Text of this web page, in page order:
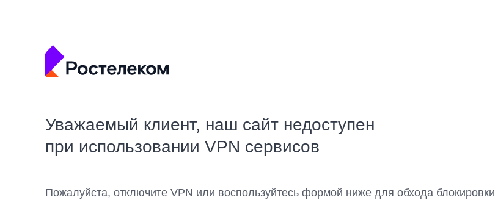
Уважаемый клиент, наш сайт недоступен
при использовании VPN сервисов
Пожалуйста, отключите VPN или воспользуйтесь формой ниже для обхода блокировки